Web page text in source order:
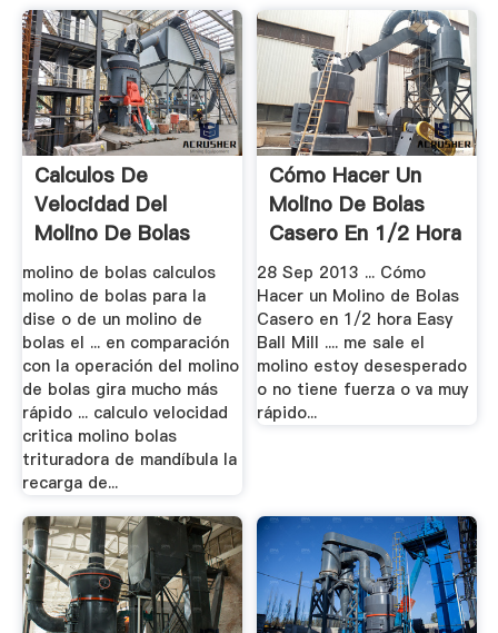
Calculos De
Velocidad Del
Molino De Bolas
Ateneo.
molino de bolas calculos
molino de bolas para la
dise o de un molino de
bolas el ... en comparación
con la operación del molino
de bolas gira mucho más
rápido ... calculo velocidad
critica molino bolas
trituradora de mandíbula la
recarga de...
Cómo Hacer Un
Molino De Bolas
Casero En 1/2 Hora
Easy Ball.
28 Sep 2013 ... Cómo
Hacer un Molino de Bolas
Casero en 1/2 hora Easy
Ball Mill .... me sale el
molino estoy desesperado
o no tiene fuerza o va muy
rápido...